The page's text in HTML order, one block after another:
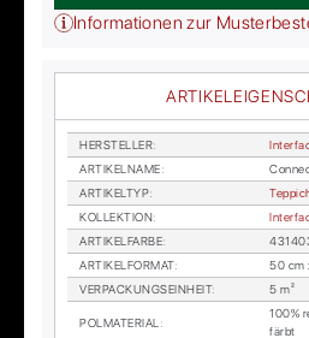
Informationen zur
HER­STEL­LER:
AR­TI­KEL­NA­ME:
AR­TI­KEL­TYP:
KOL­LEK­TI­ON:
AR­TI­KEL­FAR­BE:
AR­TI­KEL­FOR­MAT:
50 cm
VER­PA­CKUNGS­EIN­HEIT: 5 m²
POL­MA­TE­RI­AL :
100%
färbt